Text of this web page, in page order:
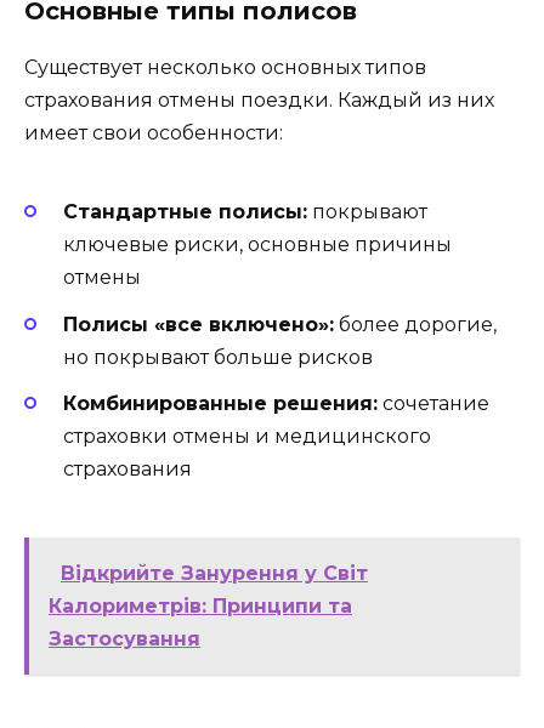
Основные типы полисов
Существует несколько основных типов
страхования отмены поездки. Каждый из них
имеет свои особенности:
Стандартные полисы: покрывают
ключевые риски, основные причины
отмены
Полисы «все включено»: более дорогие,
но покрывают больше рисков
Комбинированные решения: сочетание
страховки отмены и медицинского
страхования
Відкрийте Занурення у Світ
Калориметрів: Принципи та
Застосування